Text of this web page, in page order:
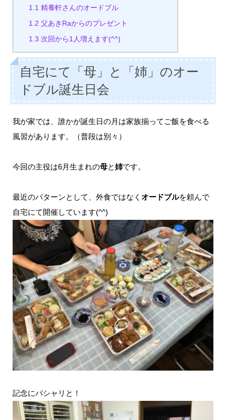
1.1 精養軒さんのオードブル
1.2 父あきRaからのプレゼント
1.3 次回から1人増えます(^^)
自宅にて「母」と「姉」のオー
ドブル誕生日会
我が家では、誰かが誕生日の月は家族揃ってご飯を食べる
風習があります。（普段は別々）
今回の主役は6月生まれの母と姉です。
最近のパターンとして、外食ではなく オードブルを頼んで
自宅にて開催しています(^^)
記念にパシャリと！